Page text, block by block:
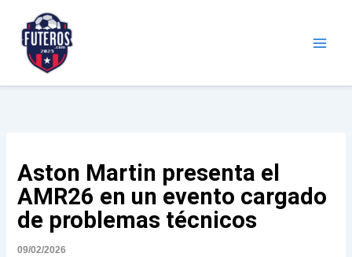
contenido
Aston Martin presenta el
AMR26 en un evento cargado
de problemas técnicos
09/02/2026